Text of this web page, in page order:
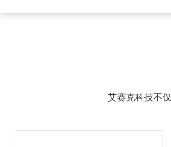
艾赛克科技不